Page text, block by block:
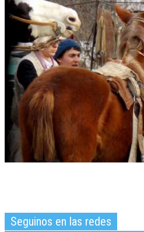
Seguinos en las redes